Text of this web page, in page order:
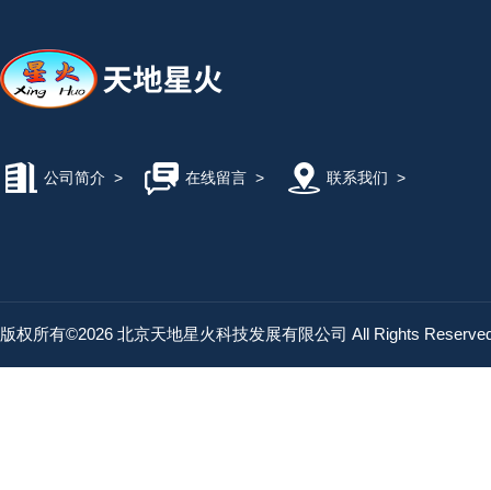
公司简介 > 在线留言> 联系我们 >
版权所有©2026 北京天地星火科技发展有限公司 All Rights